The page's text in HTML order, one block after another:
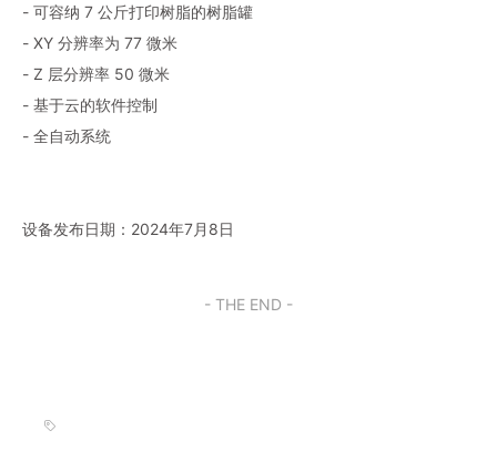
- 可容纳 7 公斤打印树脂的树脂罐
- XY 分辨率为 77 微米
- Z 层分辨率 50 微米
- 基于云的软件控制
- 全自动系统
设备发布日期：2024年7月8日
- THE END -